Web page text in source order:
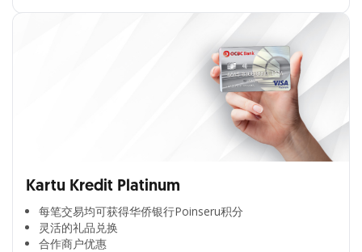
Kartu Kredit Platinum
每笔交易均可获得华侨银行Poinseru积分​
灵活的礼品兑换​
合作商户优惠​